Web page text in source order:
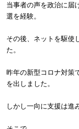
当事者の声を政治に届
選を経験。
その後、ネットを駆使
た。
昨年の新型コロナ対策
を出しました。
しかし一向に支援は進